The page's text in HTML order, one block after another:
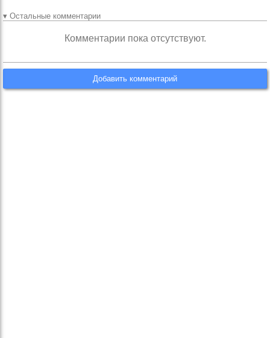
▾ Остальные комментарии
Комментарии пока отсутствуют.
Добавить комментарий